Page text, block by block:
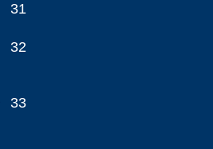
31
32
33